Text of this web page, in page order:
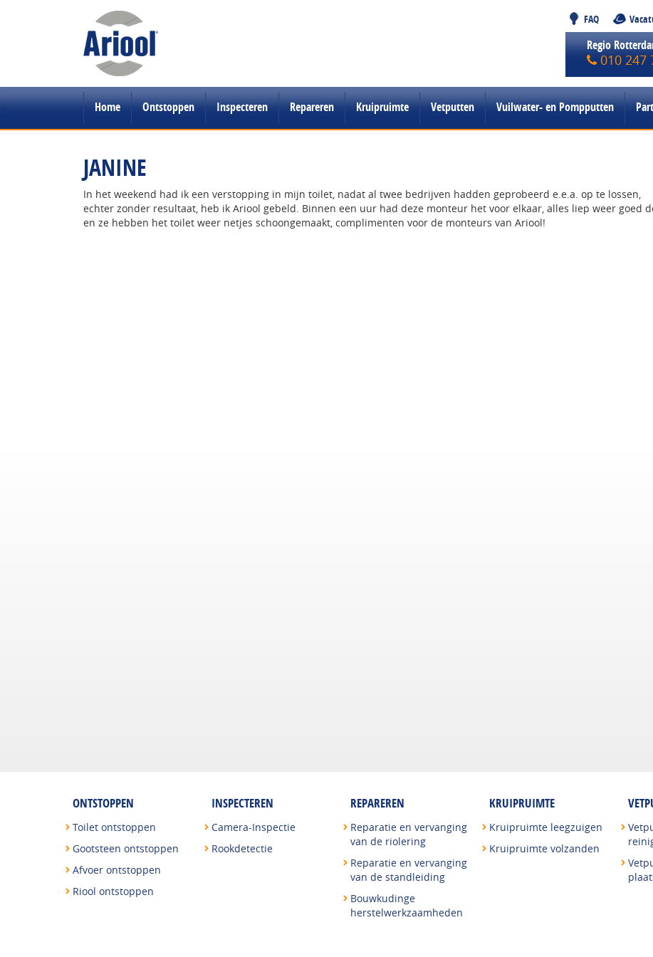
FAQ
Regio
010 247
Home Ontstoppen Inspecteren Repareren Kruipruimte Vetputten Vuilwater- en Pompputten
JANINE
In het weekend had ik een verstopping in mijn toilet, nadat al twee bedrijven hadden geprobeerd e.e.a. op te lossen,
echter zonder resultaat, heb ik Ariool gebeld. Binnen een uur had deze monteur het voor elkaar, alles liep weer goed
en ze hebben het toilet weer netjes schoongemaakt, complimenten voor de monteurs van Ariool!
ONTSTOPPEN
Toilet ontstoppen
Gootsteen ontstoppen
Afvoer ontstoppen
Riool ontstoppen
INSPECTEREN
Camera-Inspectie
Rookdetectie
REPAREREN
Reparatie en vervanging
van de riolering
Reparatie en vervanging
van de standleiding
Bouwkudinge
herstelwerkzaamheden
KRUIPRUIMTE
Kruipruimte leegzuigen
Kruipruimte volzanden